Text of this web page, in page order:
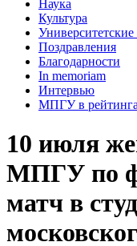
Наука
Культура
Поздравления
Благодарности
In memoriam
Интервью
МПГУ в
10 июля
МПГУ по
матч в